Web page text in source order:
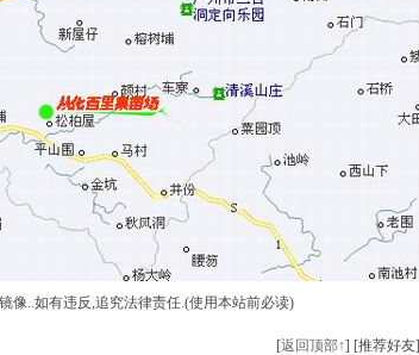
像..如有违反,追究法律责任.(使用本站前必读)
[返回顶部↑] [推荐好友]